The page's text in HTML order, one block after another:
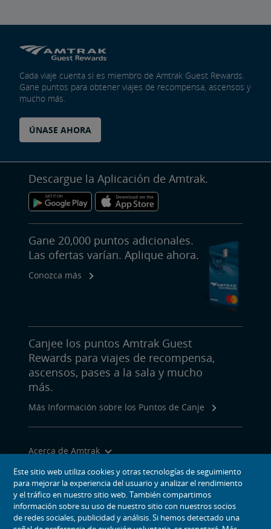
is
for
Rail
Lovers
Cada viaje cuenta si es miembro de Amtrak Guest Rewards.
Gane puntos para obtener viajes de recompensa, ascensos y
mucho más.
ÚNASE AHORA
Descargue la Aplicación de Amtrak.
Gane 20,000 puntos adicionales.
Las ofertas varían. Aplique ahora.
Conozca más
Canjee los puntos Amtrak Guest
Rewards para viajes de recompensa,
ascensos, pases a la sala y mucho
más.
Más Información sobre los Puntos de Canje
Acerca de Amtrak
Viajar con Nosotros
Herramientas del Sitio
Este sitio web utiliza cookies y otras tecnologías de seguimiento
para mejorar la experiencia del usuario y analizar el rendimiento
y el tráfico en nuestro sitio web. También compartimos
información sobre su uso de nuestro sitio con nuestros socios
de redes sociales, publicidad y análisis. Si hemos detectado una